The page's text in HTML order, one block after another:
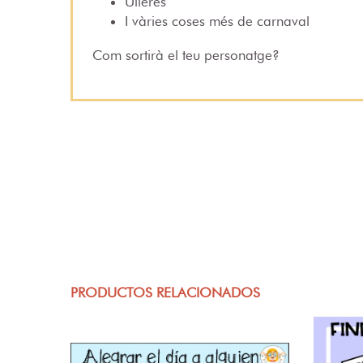
I vàries coses més de carnaval
Com sortirà el teu personatge?
PRODUCTOS RELACIONADOS